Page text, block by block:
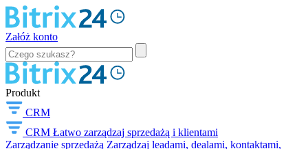
Załóż konto
Produkt
CRM
CRM Łatwo zarządzaj sprzedażą i klientami
Zarządzanie sprzedażą Zarządzaj leadami, dealami, kontaktami,